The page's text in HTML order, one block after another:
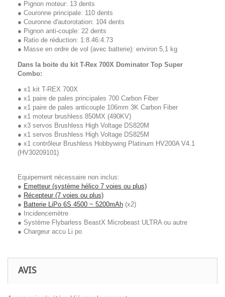
● Pignon moteur: 13 dents
● Couronne principale: 110 dents
● Couronne d'autorotation: 104 dents
● Pignon anti-couple: 22 dents
● Ratio de réduction: 1:8.46:4.73
● Masse en ordre de vol (avec batterie): environ 5,1 kg
Dans la boite du kit T-Rex 700X Dominator Top Super
Combo:
● x1 kit T-REX 700X
● x1 paire de pales principales 700 Carbon Fiber
● x1 paire de pales anticouple 106mm 3K Carbon Fiber
● x1 moteur brushless 850MX (490KV)
● x3 servos Brushless High Voltage DS820M
● x1 servos Brushless High Voltage DS825M
● x1 contrôleur Brushless Hobbywing Platinum HV200A V4.1
(HV30209101)
Equipement nécessaire non inclus:
● Emetteur (système hélico 7 voies ou plus)
● Récepteur (7 voies ou plus)
● Batterie LiPo 6S 4500 ~ 5200mAh (x2)
● Incidencemètre
● Système Flybarless BeastX Microbeast ULTRA ou autre
● Chargeur accu Li po
AVIS